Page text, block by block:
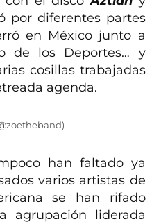
por diferentes partes
en México junto a
de los Deportes… y
cosillas trabajadas
agenda.
han faltado ya
varios artistas de
se han rifado
agrupación liderada